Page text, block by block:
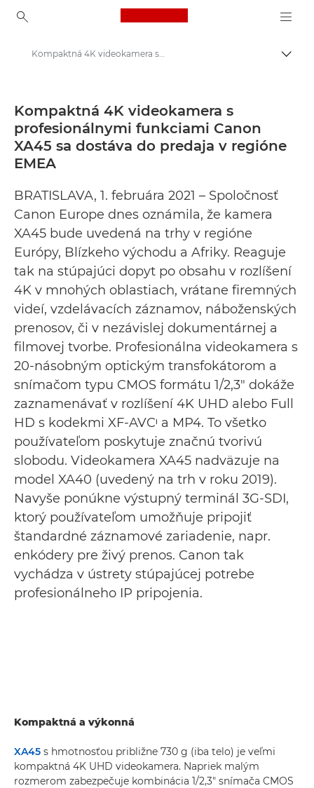
Canon Logo, back to
Tlačové stredisko
Tlačové vyhlásenia – Tlačové stredisko Canon
Kompaktná 4K videokamera s profesionálnymi funkciami Canon XA45 sa dostáva do predaja v regióne EMEA - Tlačové stredisko Canon
Kompaktná 4K videokamera s
profesionálnymi funkciami Canon
XA45 sa dostáva do predaja v regióne
EMEA
BRATISLAVA, 1. februára 2021 – Spoločnosť
Canon Europe dnes oznámila, že kamera
XA45 bude uvedená na trhy v regióne
Európy, Blízkeho východu a Afriky. Reaguje
tak na stúpajúci dopyt po obsahu v rozlíšení
4K v mnohých oblastiach, vrátane firemných
videí, vzdelávacích záznamov, náboženských
prenosov, či v nezávislej dokumentárnej a
filmovej tvorbe. Profesionálna videokamera s
20-násobným optickým transfokátorom a
snímačom typu CMOS formátu 1/2,3" dokáže
zaznamenávať v rozlíšení 4K UHD alebo Full
HD s kodekmi XF-AVCᶦ a MP4. To všetko
používateľom poskytuje značnú tvorivú
slobodu. Videokamera XA45 nadväzuje na
model XA40 (uvedený na trh v roku 2019).
Navyše ponúkne výstupný terminál 3G-SDI,
ktorý používateľom umožňuje pripojiť
štandardné záznamové zariadenie, napr.
enkódery pre živý prenos. Canon tak
vychádza v ústrety stúpajúcej potrebe
profesionálneho IP pripojenia.
Kompaktná a výkonná
XA45 s hmotnosťou približne 730 g (iba telo) je veľmi
kompaktná 4K UHD videokamera. Napriek malým
rozmerom zabezpečuje kombinácia 1/2,3" snímača CMOS